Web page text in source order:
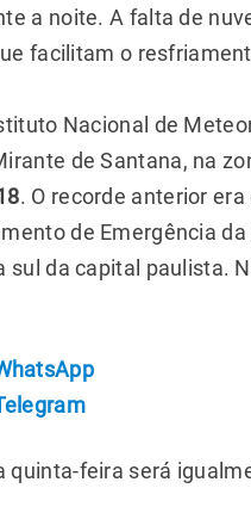
a noite. A falta de
facilitam o
Nacional de
de Santana, na
. O recorde anterior era
de Emergência
sul da capital paulista.
quinta-feira será